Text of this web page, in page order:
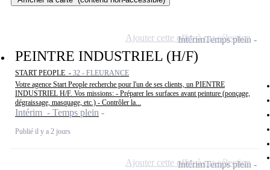
PEINTRE INDUSTRIEL (H/F)
START PEOPLE - 32 - FLEURANCE
Votre agence Start People recherche pour l'un de ses clients, un PIENTRE
INDUSTRIEL H/F. Vos missions: - Préparer les surfaces avant peinture (ponçage,
dégraissage, masquage, etc.) - Contrôler la...
Intérim - Temps plein
Publié il y a 2 jours
IntérimTemps plein
Ajouter cette offre à ma sélection
IntérimTemps plein
Ajouter cette offre à ma sélection